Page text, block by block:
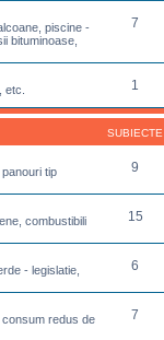
piscine -
bituminoase,
7
etc. 1
SUBIECTE
tip
9
combustibili
15
- legislatie,
6
redus de
7